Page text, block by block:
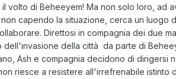
volto di Beheeyem! Ma non solo loro, ad
capendo la situazione, cerca un luogo
Direttosi in compagnia dei due
della città da parte di
Ash e compagnia decidono di dirigersi
riesce a resistere all'irrefrenabile istinto